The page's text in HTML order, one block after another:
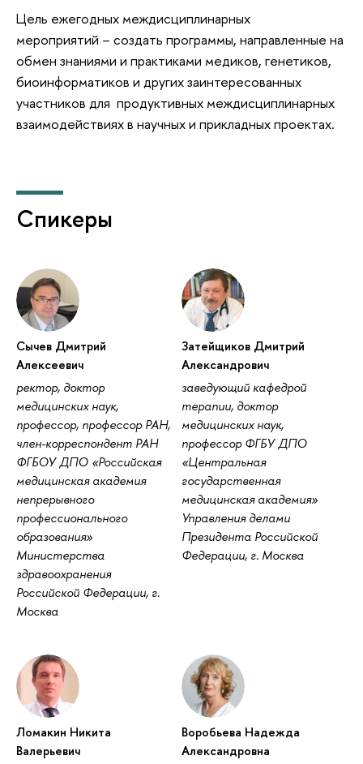
Цель ежегодных междисциплинарных
мероприятий – создать программы, направленные на
обмен знаниями и практиками медиков, генетиков,
биоинформатиков и других заинтересованных
участников для продуктивных междисциплинарных
взаимодействиях в научных и прикладных проектах.
Спикеры
Сычев Дмитрий
Алексеевич
ректор, доктор
медицинских наук,
профессор, профессор РАН,
член-корреспондент РАН
ФГБОУ ДПО «Российская
медицинская академия
непрерывного
профессионального
образования»
Министерства
здравоохранения
Российской Федерации, г.
Москва
Затейщиков Дмитрий
Александрович
заведующий кафедрой
терапии, доктор
медицинских наук,
профессор ФГБУ ДПО
«Центральная
государственная
медицинская академия»
Управления делами
Президента Российской
Федерации, г. Москва
Ломакин Никита
Валерьевич
Воробьева Надежда
Александровна